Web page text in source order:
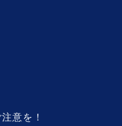
注意を！